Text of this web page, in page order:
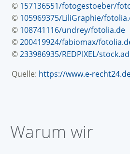
© 157136551/fotogestoeber/
© 105969375/LiliGraphie/
© 108741116/undrey/fotolia.de
©200419924/fabiomax/
©233986935/REDPIXEL/
Quelle: https://www.e-
Warum wir